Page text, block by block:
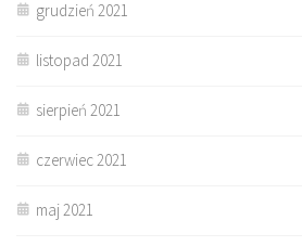
grudzień 2021
listopad 2021
sierpień 2021
czerwiec 2021
maj 2021